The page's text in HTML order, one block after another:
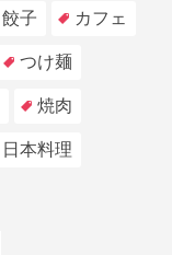
餃子 カフェ
つけ麺
焼肉
日本料理